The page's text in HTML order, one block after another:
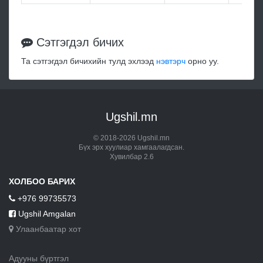
Сэтгэгдэл бичих
Та сэтгэгдэл бичихийн тулд эхлээд нэвтэрч орно уу.
Ugshil.mn
© 2018-2026 Ugshil.mn
Бүх эрх хуулиар хамгаалагдсан.
Хувилбар 2.6
ХОЛБОО БАРИХ
+976 99735573
Ugshil Amgalan
Улаанбаатар хот
Адууны бүртгэл